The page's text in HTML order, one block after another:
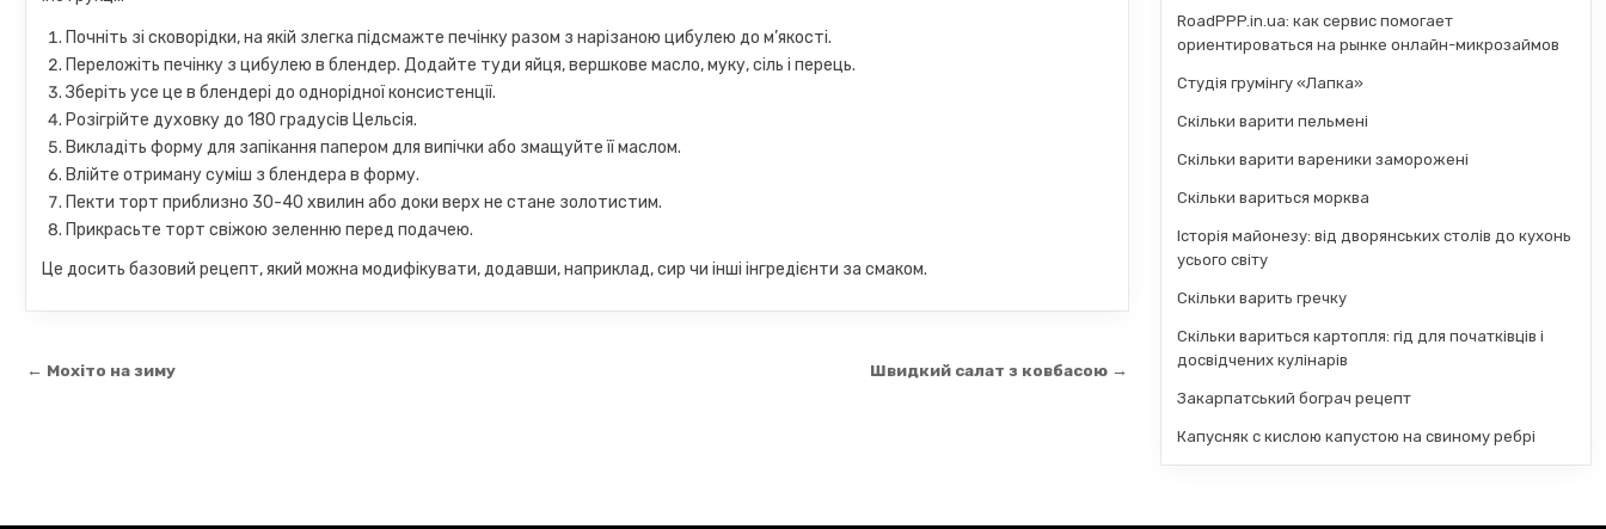
Почніть зі сковорідки, на якій злегка підсмажте печінку разом з нарізаною цибулею до м’якості.
Переложіть печінку з цибулею в блендер. Додайте туди яйця, вершкове масло, муку, сіль і перець.
Зберіть усе це в блендері до однорідної консистенції.
Розігрійте духовку до 180 градусів Цельсія.
Викладіть форму для запікання папером для випічки або змащуйте її маслом.
Влійте отриману суміш з блендера в форму.
Пекти торт приблизно 30-40 хвилин або доки верх не стане золотистим.
Прикрасьте торт свіжою зеленню перед подачею.
Це досить базовий рецепт, який можна модифікувати, додавши, наприклад, сир чи інші інгредієнти за смаком.
Навігація Швидкий салат з ковбасою →
← Мохіто на зиму
RoadPPP.in.ua: как сервис помогает
ориентироваться на рынке онлайн-микрозаймов
Студія грумінгу «Лапка»
Скільки варити пельмені
Скільки варити вареники заморожені
Скільки вариться морква
Історія майонезу: від дворянських столів до кухонь
усього світу
Скільки варить гречку
Скільки вариться картопля: гід для початківців і
досвідчених кулінарів
Закарпатський бограч рецепт
Капусняк с кислою капустою на свиному ребрі